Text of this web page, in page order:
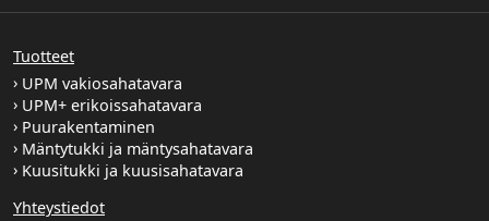
Tuotteet
UPM vakiosahatavara
UPM+ erikoissahatavara
Puurakentaminen
Mäntytukki ja mäntysahatavara
Kuusitukki ja kuusisahatavara
Yhteystiedot